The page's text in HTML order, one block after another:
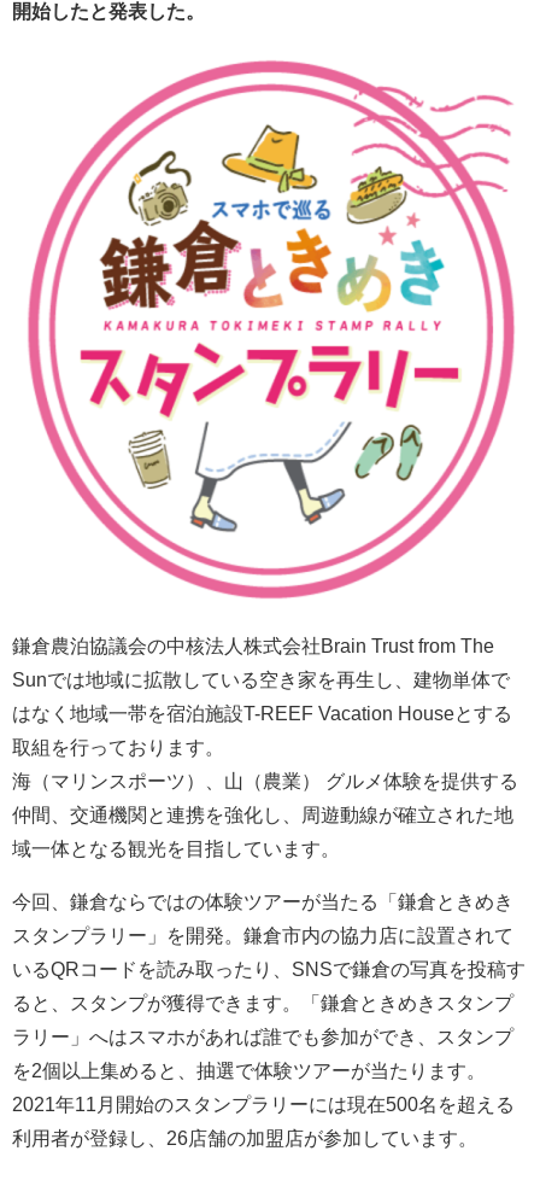
開始したと発表した。
鎌倉農泊協議会の中核法人株式会社Brain Trust from The
Sunでは地域に拡散している空き家を再生し、建物単体で
はなく地域一帯を宿泊施設T-REEF Vacation Houseとする
取組を行っております。
海（マリンスポーツ）、山（農業） グルメ体験を提供する
仲間、交通機関と連携を強化し、周遊動線が確立された地
域一体となる観光を目指しています。
今回、鎌倉ならではの体験ツアーが当たる「鎌倉ときめき
スタンプラリー」を開発。鎌倉市内の協力店に設置されて
いるQRコードを読み取ったり、SNSで鎌倉の写真を投稿す
ると、スタンプが獲得できます。「鎌倉ときめきスタンプ
ラリー」へはスマホがあれば誰でも参加ができ、スタンプ
を2個以上集めると、抽選で体験ツアーが当たります。
2021年11月開始のスタンプラリーには現在500名を超える
利用者が登録し、26店舗の加盟店が参加しています。